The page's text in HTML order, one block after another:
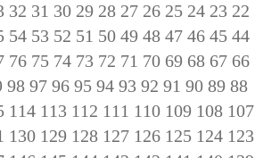
22
23
24
25
26
27
28
29
30
31
32
44
45
46
47
48
49
50
51
52
53
54
66
67
68
69
70
71
72
73
74
75
76
88
89
90
91
92
93
94
95
96
97
98
107
108
109
110
111
112
113
114
123
124
125
126
127
128
129
130